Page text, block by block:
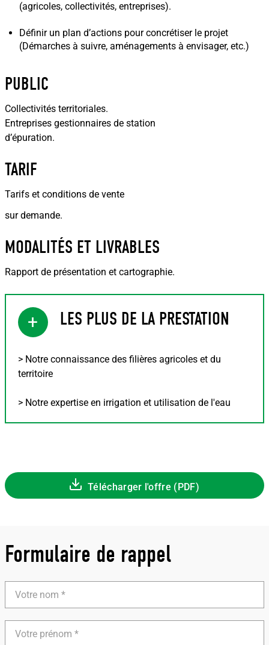
(agricoles, collectivités, entreprises).
Définir un plan d’actions pour concrétiser le projet
(Démarches à suivre, aménagements à envisager, etc.)
PUBLIC
Collectivités territoriales.
Entreprises gestionnaires de station
d’épuration.
TARIF
Tarifs et conditions de vente
sur demande.
MODALITÉS ET LIVRABLES
Rapport de présentation et cartographie.
+ LES PLUS DE LA PRESTATION
> Notre connaissance des filières agricoles et du
territoire
> Notre expertise en irrigation et utilisation de l'eau
Télécharger l'offre (PDF)
Formulaire de rappel
nom
prénom